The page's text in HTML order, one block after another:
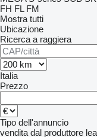
FH FL FM
Mostra tutti
Ubicazione
Ricerca a raggiera
Italia
Prezzo
Tipo dell'annuncio
vendita dal produttore